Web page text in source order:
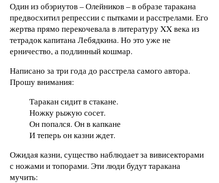
Один из обэриутов – Олейников – в образе таракана
предвосхитил репрессии с пытками и расстрелами. Его
жертва прямо перекочевала в литературу XX века из
тетрадок капитана Лебядкина. Но это уже не
ерничество, а подлинный кошмар.
Написано за три года до расстрела самого автора.
Прошу внимания:
Таракан сидит в стакане.
Ножку рыжую сосет.
Он попался. Он в капкане
И теперь он казни ждет.
Ожидая казни, существо наблюдает за вивисекторами
с ножами и топорами. Эти люди будут таракана
мучить: